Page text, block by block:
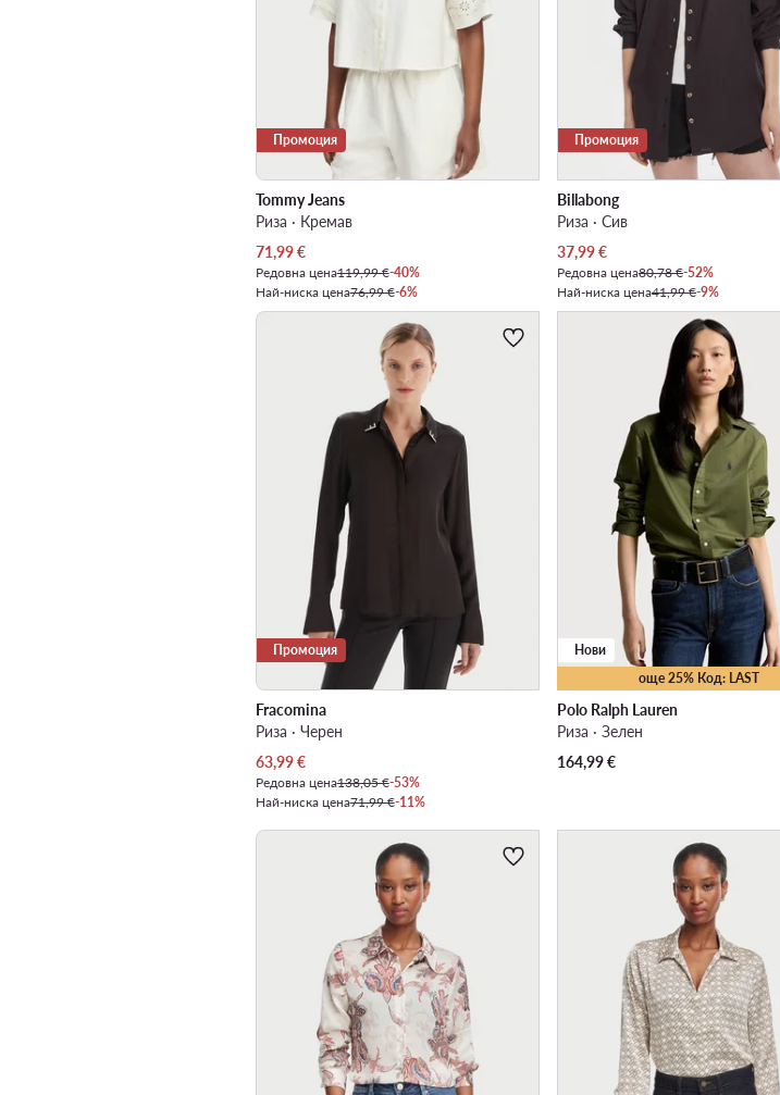
Промоция
Tommy Jeans
Риза · Кремав
Актуална цена
71,99€
Редовна цена119,99 €-40%
Най-ниска цена76,99 €-6%
Промоция
Billabong
Риза · Сив
Актуална цена
37,99€
Редовна цена80,78 €-52%
Най-ниска цена41,99 €-9%
Промоция
Fracomina
Риза · Черен
Актуална цена
63,99€
Редовна цена138,05 €-53%
Най-ниска цена71,99 €-11%
още 25% Код: LAST
Нови
Polo Ralph Lauren
Риза · Зелен
164,99€